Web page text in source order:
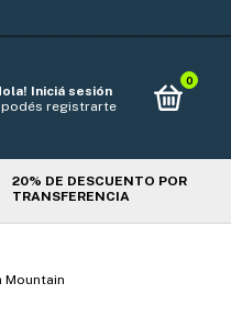
Iniciá sesión
podés registrarte
0
20% DE DESCUENTO POR
TRANSFERENCIA
Mountain